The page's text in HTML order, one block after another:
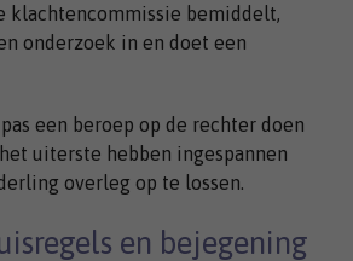
klachtencommissie bemiddelt,
onderzoek in en doet een
een beroep op de rechter doen
uiterste hebben ingespannen
overleg op te lossen.
en bejegening